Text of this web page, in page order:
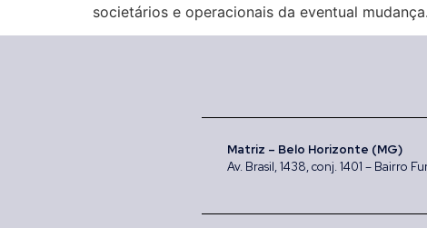
societários e operacionais da eventual mudança.
Matriz – Belo Horizonte (MG)
Av. Brasil, 1438, conj. 1401 – Bairro